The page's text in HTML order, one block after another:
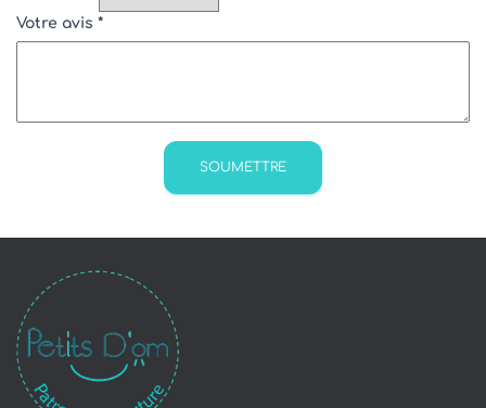
Votre avis *